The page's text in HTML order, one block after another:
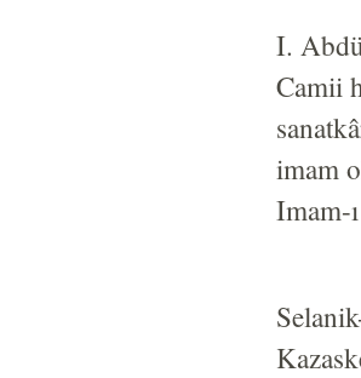
I.
Camii
imam
Imam-